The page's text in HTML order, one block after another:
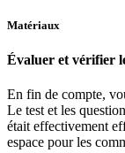
Matériaux
Évaluer et vérifier
En fin de compte,
Le test et les
était effectivement
espace pour les